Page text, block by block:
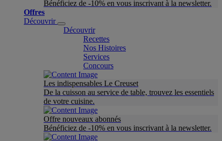
Bénéficiez de -10% en vous inscrivant à la newsletter.
Offres
Découvrir
Découvrir
Recettes
Nos Histoires
Services
Concours
Les indispensables Le Creuset
De la cuisson au service de table, trouvez les essentiels
de votre cuisine.
Offre nouveaux abonnés
Bénéficiez de -10% en vous inscrivant à la newsletter.